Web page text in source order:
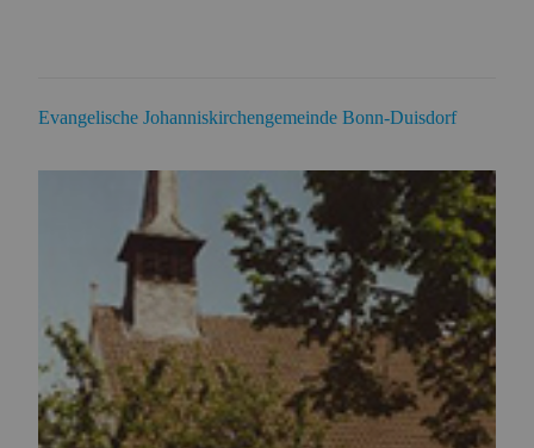
Evangelische Johanniskirchengemeinde Bonn-Duisdorf